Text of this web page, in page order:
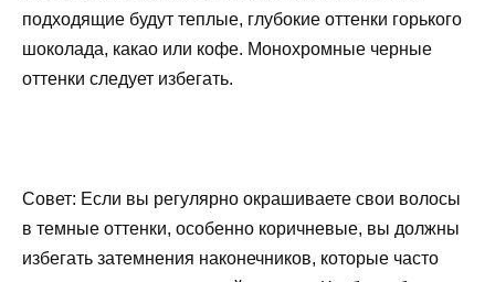
подходящие будут теплые, глубокие оттенки горького
шоколада, какао или кофе. Монохромные черные
оттенки следует избегать.
Совет: Если вы регулярно окрашиваете свои волосы
в темные оттенки, особенно коричневые, вы должны
избегать затемнения наконечников, которые часто